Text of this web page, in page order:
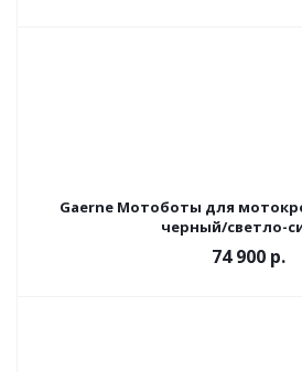
Gaerne Мотоботы для
черный/светло-
74 900 р.